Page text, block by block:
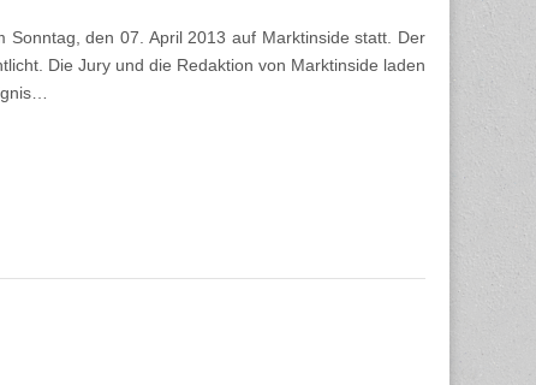
den 07. April 2013 auf Marktinside statt. Der
Die Jury und die Redaktion von Marktinside laden